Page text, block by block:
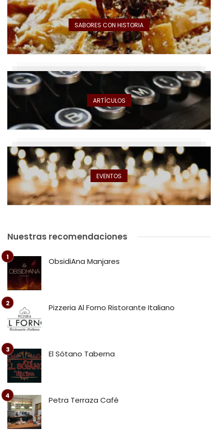
SABORES CON HISTORIA
ARTÍCULOS
EVENTOS
Nuestras recomendaciones
ObsidiAna Manjares
Pizzeria Al Forno Ristorante Italiano
El Sótano Taberna
Petra Terraza Café